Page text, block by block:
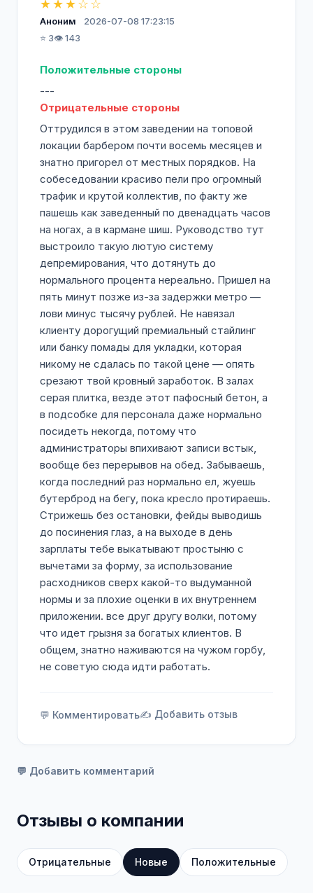
В BETONE MEN Нагатинский Затон особое
внимание уделяется качеству сервиса и
помогут подобрать подходящий стиль,
ваши пожелания. Мы предлагаем
уходовые процедуры для волос и кожи
головы, а также укладки для любого образа
— от делового до casual.
Мужская парикмахерская BETONE MEN в
ЖК «River Park» находится всего в
нескольких шагах от метро Нагатинский
Затон, что делает посещение удобным для
всех гостей. Для автовладельцев
предусмотрена бесплатная парковка.
Мы приглашаем жителей и гостей района
Нагатинский Затон, а также близлежащих
районов: Даниловского, Москворечье-
Сабурово, Нагатино-Садовники,
Печатников (ЮВАО) и Южнопортового
(ЮВАО).
Совершенствуй свой стиль вместе с
BETONE MEN!
★★★☆☆
Аноним
2026-07-08 17:23:15
⭐ 3👁️ 143
Положительные стороны
---
Отрицательные стороны
Оттрудился в этом заведении на топовой
локации барбером почти восемь месяцев и
знатно пригорел от местных порядков. На
собеседовании красиво пели про огромный
трафик и крутой коллектив, по факту же
пашешь как заведенный по двенадцать часов
на ногах, а в кармане шиш. Руководство тут
выстроило такую лютую систему
депремирования, что дотянуть до
нормального процента нереально. Пришел на
пять минут позже из-за задержки метро —
лови минус тысячу рублей. Не навязал
клиенту дорогущий премиальный стайлинг
или банку помады для укладки, которая
никому не сдалась по такой цене — опять
срезают твой кровный заработок. В залах
серая плитка, везде этот пафосный бетон, а
в подсобке для персонала даже нормально
посидеть некогда, потому что
администраторы впихивают записи встык,
вообще без перерывов на обед. Забываешь,
когда последний раз нормально ел, жуешь
бутерброд на бегу, пока кресло протираешь.
Стрижешь без остановки, фейды выводишь
до посинения глаз, а на выходе в день
зарплаты тебе выкатывают простыню с
вычетами за форму, за использование
расходников сверх какой-то выдуманной
нормы и за плохие оценки в их внутреннем
приложении. все друг другу волки, потому
что идет грызня за богатых клиентов. В
общем, знатно наживаются на чужом горбу,
не советую сюда идти работать.
💬 Комментировать✍️ Добавить отзыв
💬 Добавить комментарий
Отзывы о компании
Отрицательные Новые Положительные